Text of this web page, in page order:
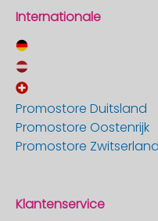
Internationale
Promostore Duitsland
Promostore Oostenrijk
Promostore Zwitserland
Klantenservice